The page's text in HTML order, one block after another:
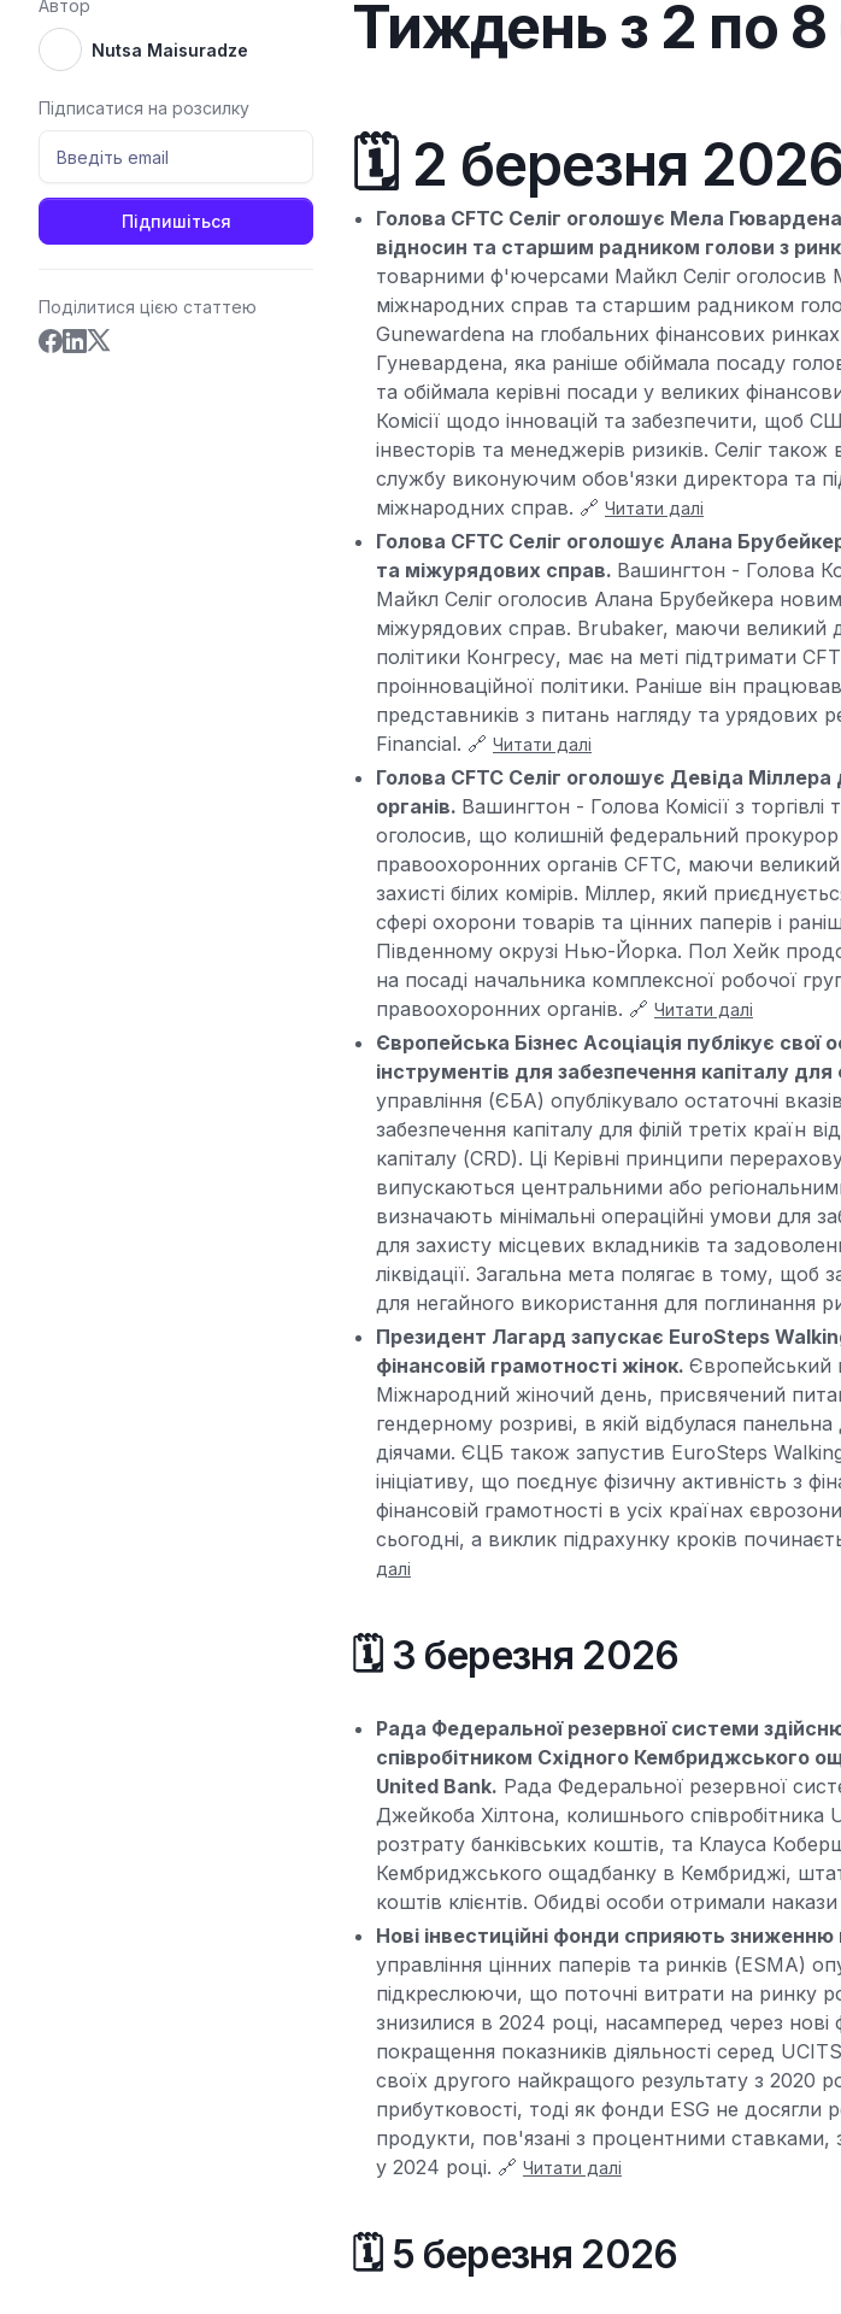
Автор
Nutsa Maisuradze
Підписатися на розсилку
Поділитися цією статтею
Тиждень з 2 по
🗓️ 2 березня 2026
Голова CFTC Селіг оголошує Мела
відносин та старшим радником голови з
товарними ф'ючерсами Майкл Селіг оголосив
міжнародних справ та старшим радником
Gunewardena на глобальних фінансових
Гуневардена, яка раніше обіймала посаду
та обіймала керівні посади у великих
Комісії щодо інновацій та забезпечити, щоб
інвесторів та менеджерів ризиків. Селіг
службу виконуючим обов'язки директора та
міжнародних справ. 🔗 Читати далі
Голова CFTC Селіг оголошує Алана
та міжурядових справ. Вашингтон - Голова
Майкл Селіг оголосив Алана Брубейкера
міжурядових справ. Brubaker, маючи великий
політики Конгресу, має на меті підтримати
проінноваційної політики. Раніше він
представників з питань нагляду та урядових
Financial. 🔗 Читати далі
Голова CFTC Селіг оголошує Девіда
органів. Вашингтон - Голова Комісії з
оголосив, що колишній федеральний
правоохоронних органів CFTC, маючи
захисті білих комірів. Міллер, який
сфері охорони товарів та цінних паперів і
Південному окрузі Нью-Йорка. Пол Хейк
на посаді начальника комплексної робочої
правоохоронних органів. 🔗 Читати далі
Європейська Бізнес Асоціація публікує свої
інструментів для забезпечення капіталу для
управління (ЄБА) опублікувало остаточні
забезпечення капіталу для філій третіх
капіталу (CRD). Ці Керівні принципи
випускаються центральними або
визначають мінімальні операційні умови для
для захисту місцевих вкладників та
ліквідації. Загальна мета полягає в тому, щоб
для негайного використання для поглинання
Президент Лагард запускає EuroSteps
фінансовій грамотності жінок. Європейський
Міжнародний жіночий день, присвячений
гендерному розриві, в якій відбулася
діячами. ЄЦБ також запустив EuroSteps
ініціативу, що поєднує фізичну активність з
фінансовій грамотності в усіх країнах
сьогодні, а виклик підрахунку кроків
далі
🗓️ 3 березня 2026
Рада Федеральної резервної системи
співробітником Східного Кембриджського
United Bank. Рада Федеральної резервної
Джейкоба Хілтона, колишнього співробітника
розтрату банківських коштів, та Клауса
Кембриджського ощадбанку в Кембриджі,
коштів клієнтів. Обидві особи отримали
Нові інвестиційні фонди сприяють зниженню
управління цінних паперів та ринків (ESMA)
підкреслюючи, що поточні витрати на ринку
знизилися в 2024 році, насамперед через
покращення показників діяльності серед
своїх другого найкращого результату з 2020
прибутковості, тоді як фонди ESG не досягли
продукти, пов'язані з процентними
у 2024 році. 🔗 Читати далі
🗓️ 5 березня 2026